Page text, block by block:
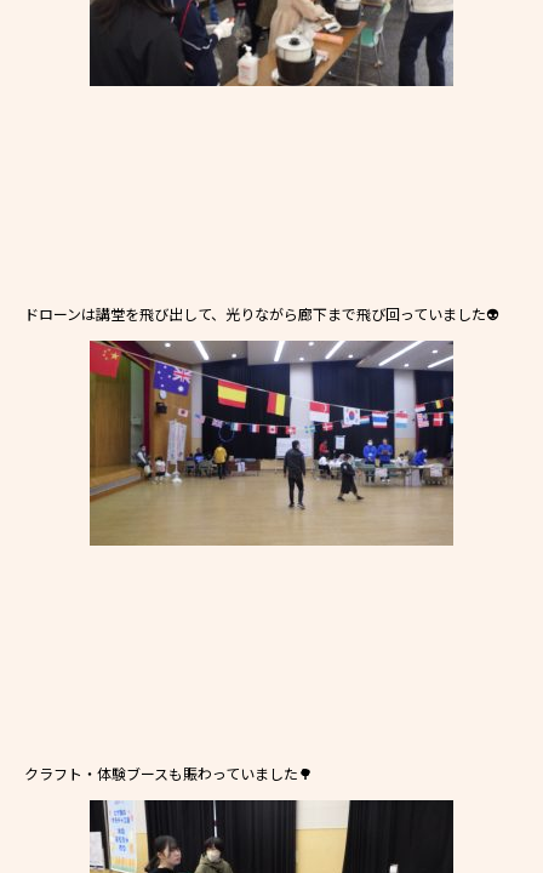
ドローンは講堂を飛び出して、光りながら廊下まで飛び回っていました👽
クラフト・体験ブースも賑わっていました🌳